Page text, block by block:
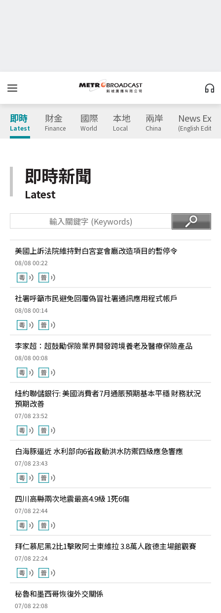
即時
Latest
財金
Finance
國際
World
本地
Local
兩岸
China
News
(English
即時新聞
Latest
美國上訴法院維持對白宮宴會廳改造項目的暫停令
08/08 00:22
社署呼籲市民避免回覆偽冒社署通訊應用程式帳戶
08/08 00:14
李家超：超鼓勵保險業界開發跨境養老及醫療保險產品
08/08 00:08
紐約聯儲銀行: 美國消費者7月通脹預期基本平穩 財務狀況
預期改善
07/08 23:52
白海豚逼近 水利部向6省啟動洪水防禦四級應急響應
07/08 23:43
四川高縣兩次地震最高4.9級 1死6傷
07/08 22:44
拜仁慕尼黑2比1擊敗阿士東維拉 3.8萬人啟德主場館觀賽
07/08 22:24
秘魯和墨西哥恢復外交關係
07/08 22:08